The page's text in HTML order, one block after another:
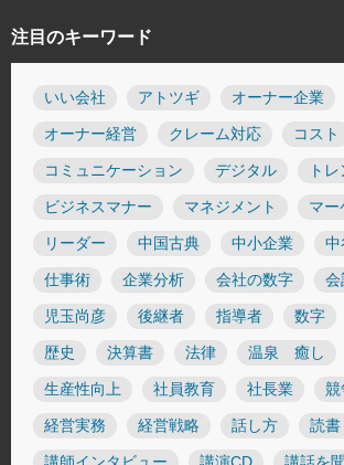
注目のキーワード
いい会社 アトツギ オーナー企業
オーナー経営 クレーム対応 コスト
コミュニケーション デジタル ト
ビジネスマナー マネジメント マー
リーダー 中国古典 中小企業 中
仕事術 企業分析 会社の数字 会
児玉尚彦 後継者 指導者 数字
歴史 決算書 法律 温泉 癒し
生産性向上 社員教育 社長業 競
経営実務 経営戦略 話し方 読書